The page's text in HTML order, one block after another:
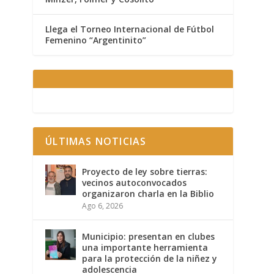
Llega el Torneo Internacional de Fútbol
Femenino “Argentinito”
ÚLTIMAS NOTICIAS
Proyecto de ley sobre tierras:
vecinos autoconvocados
organizaron charla en la Biblio
Ago 6, 2026
Municipio: presentan en clubes
una importante herramienta
para la protección de la niñez y
adolescencia